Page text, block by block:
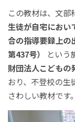
この教材は、文部
生徒が自宅におい
合の指導要録上の
第437号）
という
財団法人こどもの
おり、不登校の生
さわしい教材です。